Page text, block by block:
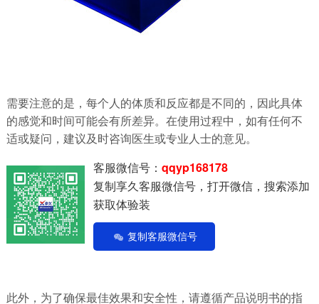
需要注意的是，每个人的体质和反应都是不同的，因此具体
的感觉和时间可能会有所差异。在使用过程中，如有任何不
适或疑问，建议及时咨询医生或专业人士的意见。
客服微信号： qqyp168178
复制享久客服微信号，打开微信，搜索添加
获取体验装
复制客服微信号
此外，为了确保最佳效果和安全性，请遵循产品说明书的指